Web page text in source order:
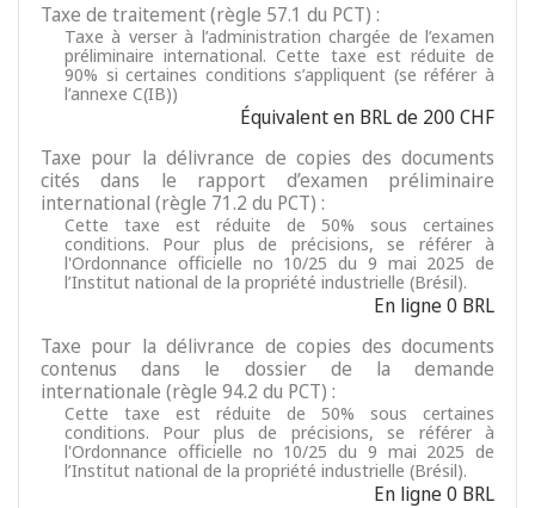
Taxe de traitement (règle 57.1 du PCT) :
Taxe à verser à l’administration chargée de l’examen
préliminaire international. Cette taxe est réduite de
90% si certaines conditions s’appliquent (se référer à
l’annexe C(IB))
Équivalent en BRL de 200 CHF
Taxe pour la délivrance de copies des documents
cités dans le rapport d’examen préliminaire
international (règle 71.2 du PCT) :
Cette taxe est réduite de 50% sous certaines
conditions. Pour plus de précisions, se référer à
l'Ordonnance officielle no 10/25 du 9 mai 2025 de
l’Institut national de la propriété industrielle (Brésil).
En ligne 0 BRL
Taxe pour la délivrance de copies des documents
contenus dans le dossier de la demande
internationale (règle 94.2 du PCT) :
Cette taxe est réduite de 50% sous certaines
conditions. Pour plus de précisions, se référer à
l'Ordonnance officielle no 10/25 du 9 mai 2025 de
l’Institut national de la propriété industrielle (Brésil).
En ligne 0 BRL